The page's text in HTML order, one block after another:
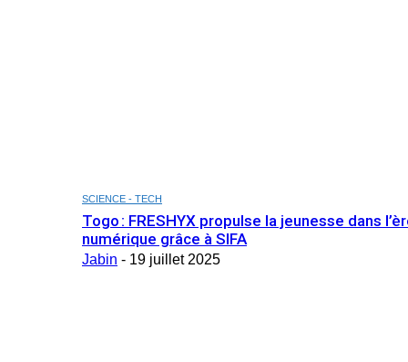
SCIENCE - TECH
Togo : FRESHYX propulse la jeunesse dans
numérique grâce à SIFA
Jabin - 19 juillet 2025